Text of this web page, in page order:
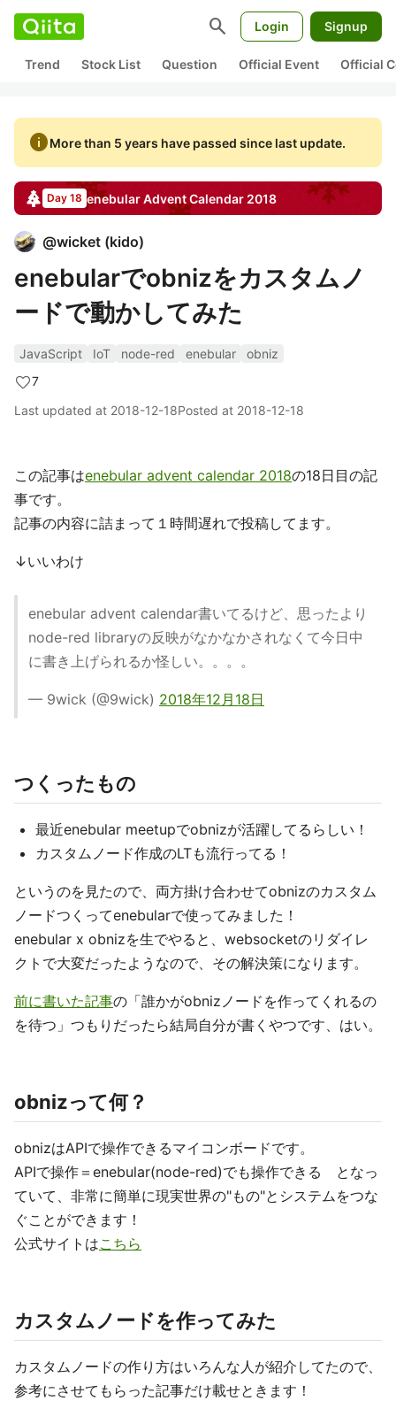
search Login Signup
Trend Stock List Question Official Event Official
infoMore than 5 years have passed since last update.
Day 18 enebularAdvent Calendar 2018
@wicket (kido)
enebularでobnizをカスタムノ
ードで動かしてみた
JavaScript IoT node-red enebular
obniz
7
Last updated at 2018-12-18Posted at 2018-12-18
この記事はenebular advent calendar 2018の18日目の記
事です。
記事の内容に詰まって１時間遅れで投稿してます。
↓いいわけ
enebular advent calendar書いてるけど、思ったより
node-red libraryの反映がなかなかされなくて今日中
に書き上げられるか怪しい。。。。
— 9wick (@9wick) 2018年12月18日
つくったもの
最近enebular meetupでobnizが活躍してるらしい！
カスタムノード作成のLTも流行ってる！
というのを見たので、両方掛け合わせてobnizのカスタム
ノードつくってenebularで使ってみました！
enebular x obnizを生でやると、websocketのリダイレ
クトで大変だったようなので、その解決策になります。
前に書いた記事の「誰かがobnizノードを作ってくれるの
を待つ」つもりだったら結局自分が書くやつです、はい。
obnizって何？
obnizはAPIで操作できるマイコンボードです。
APIで操作＝enebular(node-red)でも操作できる となっ
ていて、非常に簡単に現実世界の"もの"とシステムをつな
ぐことができます！
公式サイトはこちら
カスタムノードを作ってみた
カスタムノードの作り方はいろんな人が紹介してたので、
参考にさせてもらった記事だけ載せときます！